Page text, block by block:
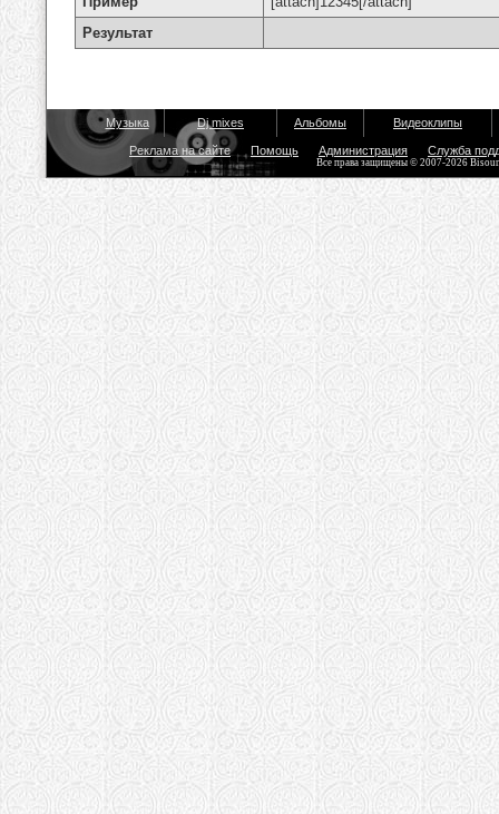
Результат
Музыка Dj mixes Альбомы Видеоклипы
Реклама на сайте Помощь Администрация Служба
Все права защищены © 2007-2026